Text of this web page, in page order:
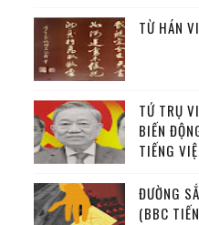
TỪ HÁN
TỨ TRỤ
BIẾN
TIẾNG
ĐƯỜNG
(BBC